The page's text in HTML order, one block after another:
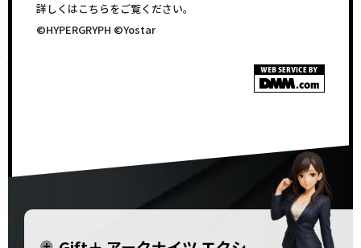
詳しくはこちらをご覧ください。
©HYPERGRYPH ©Yostar